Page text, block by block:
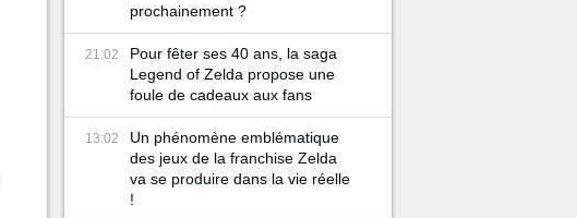
prochainement ?
21:02
Pour fêter ses 40 ans, la saga
Legend of Zelda propose une
foule de cadeaux aux fans
13:02
Un phénomène emblématique
des jeux de la franchise Zelda
va se produire dans la vie réelle
!